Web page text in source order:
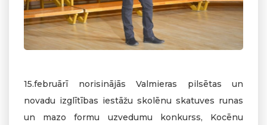
15.februārī norisinājās Valmieras pilsētas un
novadu izglītības iestāžu skolēnu skatuves runas
un mazo formu uzvedumu konkurss, Kocēnu